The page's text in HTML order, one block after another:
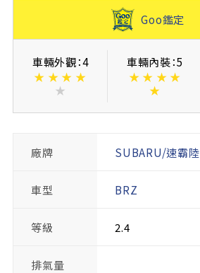
Goo鑑定
車輛外觀：4
★ ★ ★ ★
★
車輛內裝：5
★ ★ ★ ★
★
廠牌 SUBARU/速霸陸
車型 BRZ
等級 2.4
排氣量